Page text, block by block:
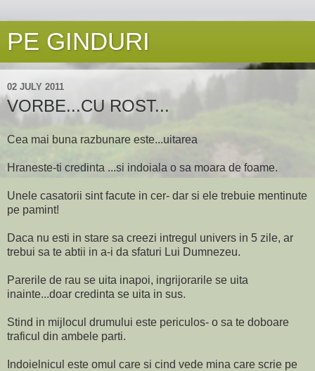
PE GINDURI
02 JULY 2011
VORBE...CU ROST...
Cea mai buna razbunare este...uitarea
Hraneste-ti credinta ...si indoiala o sa moara de foame.
Unele casatorii sint facute in cer- dar si ele trebuie mentinute
pe pamint!
Daca nu esti in stare sa creezi intregul univers in 5 zile, ar
trebui sa te abtii in a-i da sfaturi Lui Dumnezeu.
Parerile de rau se uita inapoi, ingrijorarile se uita
inainte...doar credinta se uita in sus.
Stind in mijlocul drumului este periculos- o sa te doboare
traficul din ambele parti.
Indoielnicul este omul care si cind vede mina care scrie pe